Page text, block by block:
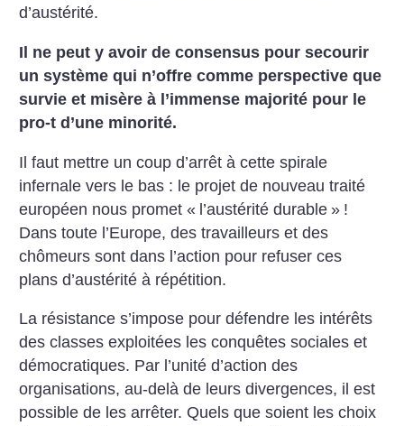
d’austérité.
Il ne peut y avoir de consensus pour secourir
un système qui n’offre comme perspective que
survie et misère à l’immense majorité pour le
pro-t d’une minorité.
Il faut mettre un coup d’arrêt à cette spirale
infernale vers le bas : le projet de nouveau traité
européen nous promet « l’austérité durable » !
Dans toute l’Europe, des travailleurs et des
chômeurs sont dans l’action pour refuser ces
plans d’austérité à répétition.
La résistance s’impose pour défendre les intérêts
des classes exploitées les conquêtes sociales et
démocratiques. Par l’unité d’action des
organisations, au-delà de leurs divergences, il est
possible de les arrêter. Quels que soient les choix